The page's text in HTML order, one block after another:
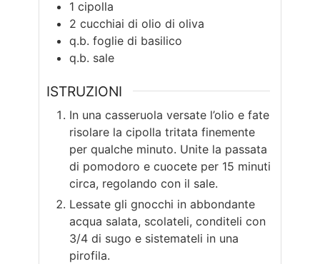
1 cipolla
2 cucchiai di olio di oliva
q.b. foglie di basilico
q.b. sale
ISTRUZIONI
In una casseruola versate l’olio e fate
risolare la cipolla tritata finemente
per qualche minuto. Unite la passata
di pomodoro e cuocete per 15 minuti
circa, regolando con il sale.
Lessate gli gnocchi in abbondante
acqua salata, scolateli, conditeli con
3/4 di sugo e sistemateli in una
pirofila.